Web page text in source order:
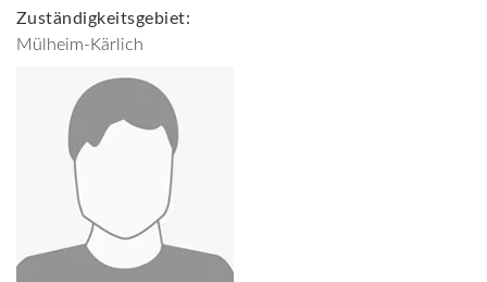
Zuständigkeitsgebiet:
Mülheim-Kärlich